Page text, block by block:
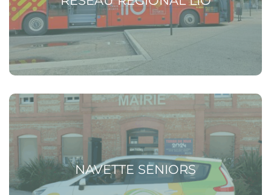
NAVETTE SENIORS
Voir la page Navette seniors